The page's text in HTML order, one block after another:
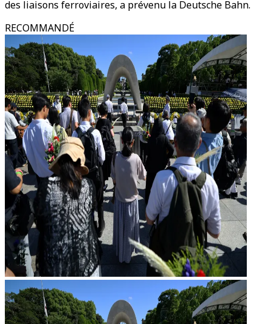
des liaisons ferroviaires, a prévenu la Deutsche Bahn.
RECOMMANDÉ